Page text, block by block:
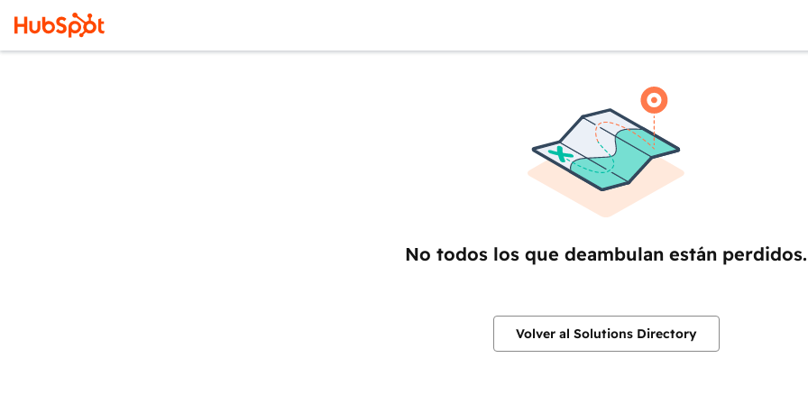
No todos los que deambulan están perdidos.
Volver al Solutions Directory